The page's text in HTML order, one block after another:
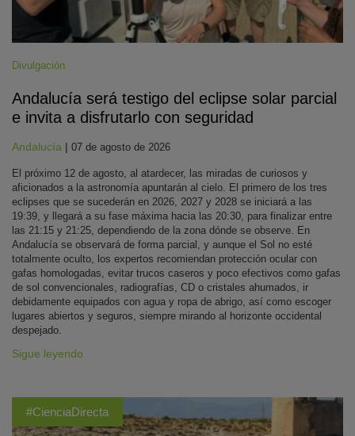
Divulgación
Andalucía será testigo del eclipse solar parcial
e invita a disfrutarlo con seguridad
Andalucía | 07 de agosto de 2026
El próximo 12 de agosto, al atardecer, las miradas de curiosos y
aficionados a la astronomía apuntarán al cielo. El primero de los tres
eclipses que se sucederán en 2026, 2027 y 2028 se iniciará a las
19:39, y llegará a su fase máxima hacia las 20:30, para finalizar entre
las 21:15 y 21:25, dependiendo de la zona dónde se observe. En
Andalucía se observará de forma parcial, y aunque el Sol no esté
totalmente oculto, los expertos recomiendan protección ocular con
gafas homologadas, evitar trucos caseros y poco efectivos como gafas
de sol convencionales, radiografías, CD o cristales ahumados, ir
debidamente equipados con agua y ropa de abrigo, así como escoger
lugares abiertos y seguros, siempre mirando al horizonte occidental
despejado.
Sigue leyendo
#CienciaDirecta